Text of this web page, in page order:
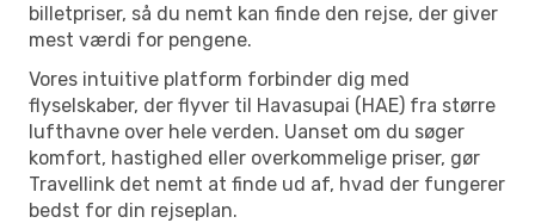
billetpriser, så du nemt kan finde den rejse, der giver
mest værdi for pengene.
Vores intuitive platform forbinder dig med
flyselskaber, der flyver til Havasupai (HAE) fra større
lufthavne over hele verden. Uanset om du søger
komfort, hastighed eller overkommelige priser, gør
Travellink det nemt at finde ud af, hvad der fungerer
bedst for din rejseplan.